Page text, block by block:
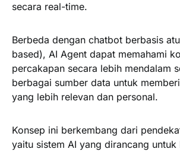
secara real-time.
Berbeda dengan chatbot berbasis
based), AI Agent dapat memahami
percakapan secara lebih mendalam
berbagai sumber data untuk
yang lebih relevan dan personal.
Konsep ini berkembang dari
yaitu sistem AI yang dirancang